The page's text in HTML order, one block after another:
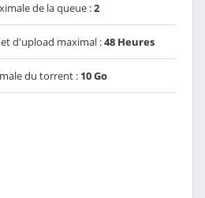
de la queue :2
d'upload maximal :48 Heures
du torrent : 10 Go